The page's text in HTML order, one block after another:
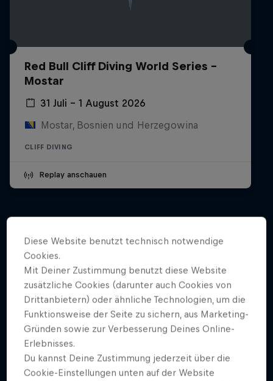
Red Bull Cliff Diving World Series -
Mostar
31 Juli – 1 August 2026
Mostar, Bosnien und Herzegowina
CLIFF DIVING
Replay anschauen
Mehr davon
Einblicke in die Welt des Cliff Diving
4 Staffel · 20 Folgen
CLIFF DIVING
Diese Website benutzt technisch notwendige
Cookies.
Mit Deiner Zustimmung benutzt diese Website
zusätzliche Cookies (darunter auch Cookies von
Drittanbietern) oder ähnliche Technologien, um die
Funktionsweise der Seite zu sichern, aus Marketing-
Gründen sowie zur Verbesserung Deines Online-
Erlebnisses.
Du kannst Deine Zustimmung jederzeit über die
Cookie-Einstellungen unten auf der Website